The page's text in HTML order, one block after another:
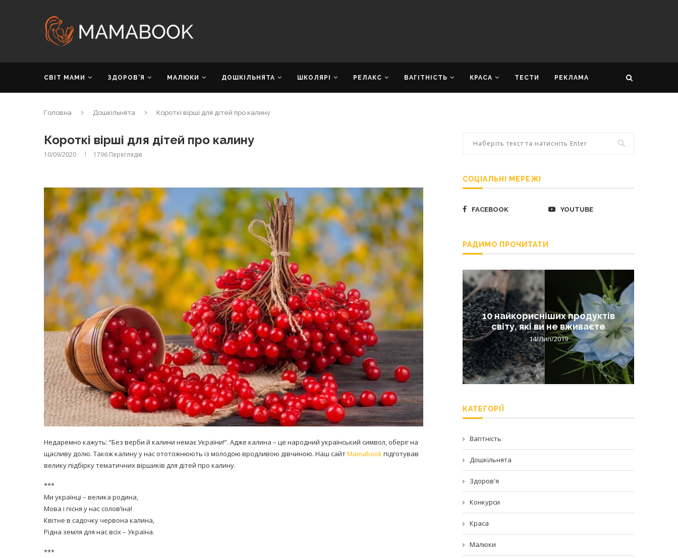
СВІТ МАМИ ЗДОРОВ’Я МАЛЮКИ ДОШКІЛЬНЯТА ШКОЛЯРІ РЕЛАКС ВАГІТНІСТЬ КРАСА ТЕСТИ РЕКЛАМА
Головна Дошкільнята Короткі вірші для дітей про калину
Короткі вірші для дітей про калину
10/09/2020 1796 Переглядів
Недаремно кажуть: “Без верби й калини немає України!”. Адже калина – це народний український символ, оберіг на
щасливу долю. Також калину у нас ототожнюють із молодою вродливою дівчиною. Наш сайтMamabookпідготував
велику підбірку тематичних віршиків для дітей про калину.
***
Ми українці – велика родина,
Мова і пісня у нас солов’їна!
Квітне в садочку червона калина,
Рідна земля для нас всіх – Україна.
***
СОЦІАЛЬНІ МЕРЕЖІ
FACEBOOK YOUTUBE
РАДИМО ПРОЧИТАТИ
принимать
никакого кипятка
30/Січ/2021
Лікарі назвали симптоми
коронавірусу в дітей
14/Бер/2020
Попробуйте рецепт
легендарного супа доктора
Моро, который без...
08/Січ/2021
10 найкорисніших продуктів
світу, які ви не вживаєте
14/Лип/2019
КАТЕГОРІЇ
Вагітність
Дошкільнята
Здоров'я
Конкурси
Краса
Малюки